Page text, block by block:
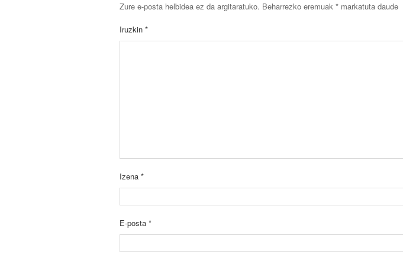
Zure e-posta helbidea ez da argitaratuko. Beharrezko eremuak * markatuta daude
Iruzkin *
Izena *
E-posta *